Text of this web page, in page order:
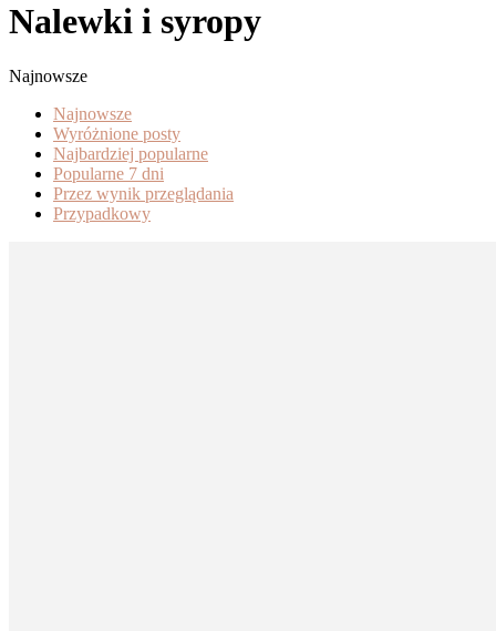
Nalewki i syropy
Najnowsze
Najnowsze
Wyróżnione posty
Najbardziej popularne
Popularne 7 dni
Przez wynik przeglądania
Przypadkowy